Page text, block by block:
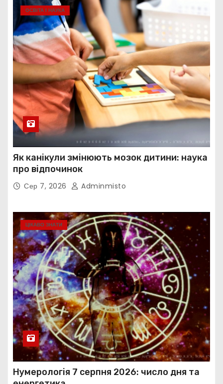
ОСВІТА І НАУКА
Як канікули змінюють мозок дитини: наука
про відпочинок
Сер 7, 2026 Adminmisto
ЦІКАВО ЗНАТИ
Нумерологія 7 серпня 2026: число дня та